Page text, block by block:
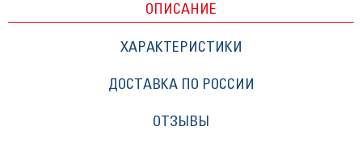
ОПИСАНИЕ
ХАРАКТЕРИСТИКИ
ДОСТАВКА ПО РОССИИ
ОТЗЫВЫ